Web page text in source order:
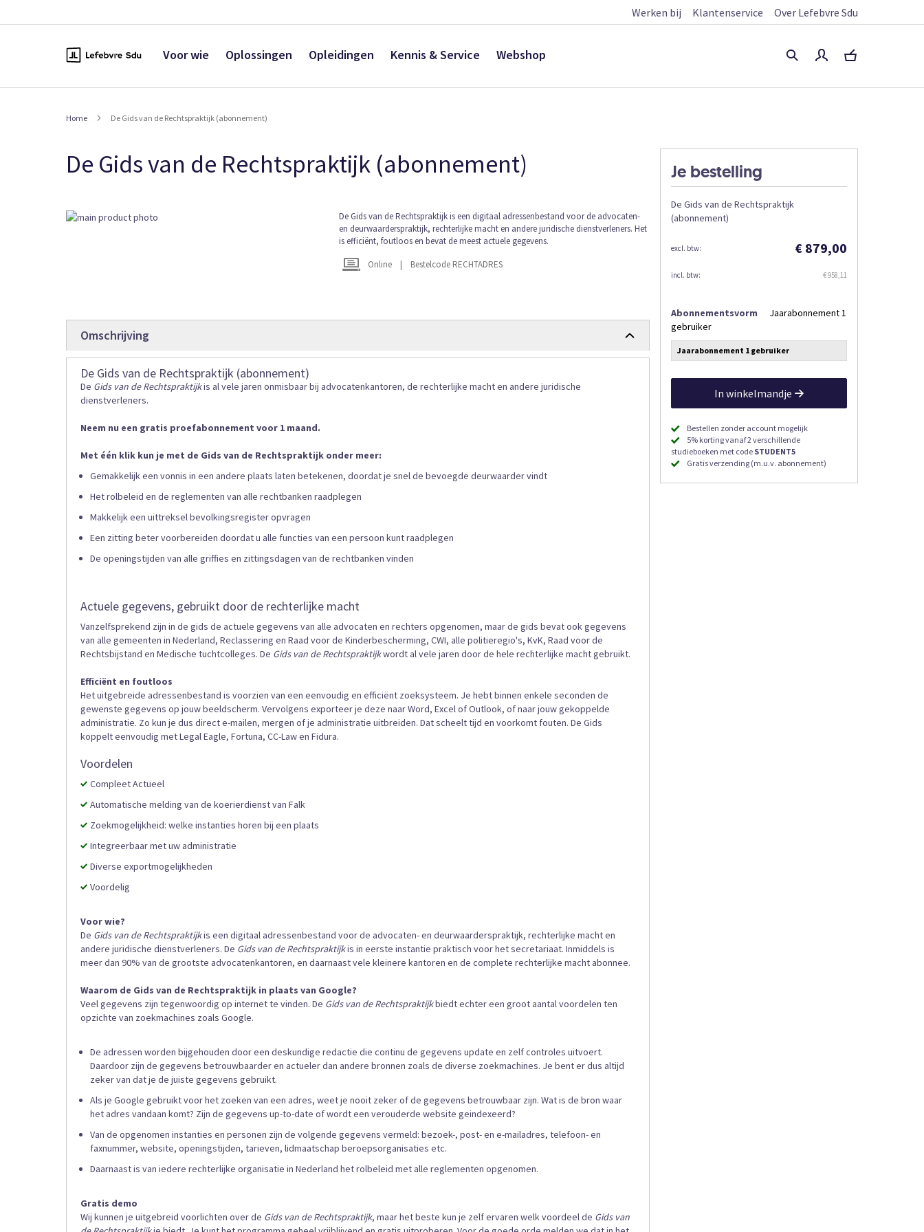
Werken bij Klantenservice Over Lefebvre Sdu
Voor wie Oplossingen Opleidingen Kennis & Service Webshop
Home De Gids van de Rechtspraktijk (abonnement)
De Gids van de Rechtspraktijk (abonnement) Je bestelling
De Gids van de Rechtspraktijk
(abonnement)
€ 879,00
€ 958,11
Abonnementsvorm
Jaarabonnement 1
gebruiker
Jaarabonnement 1 gebruiker
In winkelmandje
Bestellen zonder account mogelijk
5% korting vanaf 2 verschillende
studieboeken met code STUDENT5
Gratis verzending (m.u.v. abonnement)
Ga
Online | Bestelcode RECHTADRES
Ga
naar
het
begin
van
De Gids van de Rechtspraktijk is een digitaal adressenbestand voor de advocaten-
en deurwaarderspraktijk, rechterlijke macht en andere juridische dienstverleners. Het
is efficiënt, foutloos en bevat de meest actuele gegevens.
Omschrijving
De Gids van de Rechtspraktijk (abonnement)
De Gids van de Rechtspraktijkis al vele jaren onmisbaar bij advocatenkantoren, de rechterlijke macht en andere juridische
dienstverleners.
Neem nu een gratis proefabonnement voor 1 maand.
Met één klik kun je met de Gids van de Rechtspraktijk onder meer:
Gemakkelijk een vonnis in een andere plaats laten betekenen, doordat je snel de bevoegde deurwaarder vindt
Het rolbeleid en de reglementen van alle rechtbanken raadplegen
Makkelijk een uittreksel bevolkingsregister opvragen
Een zitting beter voorbereiden doordat u alle functies van een persoon kunt raadplegen
De openingstijden van alle griffies en zittingsdagen van de rechtbanken vinden
Actuele gegevens, gebruikt door de rechterlijke macht
Vanzelfsprekend zijn in de gids de actuele gegevens van alle advocaten en rechters opgenomen, maar de gids bevat ook gegevens
van alle gemeenten in Nederland, Reclassering en Raad voor de Kinderbescherming, CWI, alle politieregio's, KvK, Raad voor de
Rechtsbijstand en Medische tuchtcolleges. De Gids van de Rechtspraktijkwordt al vele jaren door de hele rechterlijke macht gebruikt.
Efficiënt en foutloos
Het uitgebreide adressenbestand is voorzien van een eenvoudig en efficiënt zoeksysteem. Je hebt binnen enkele seconden de
gewenste gegevens op jouw beeldscherm. Vervolgens exporteer je deze naar Word, Excel of Outlook, of naar jouw gekoppelde
administratie. Zo kun je dus direct e-mailen, mergen of je administratie uitbreiden. Dat scheelt tijd en voorkomt fouten. De Gids
koppelt eenvoudig met Legal Eagle, Fortuna, CC-Law en Fidura.
Voordelen
Compleet Actueel
Automatische melding van de koerierdienst van Falk
Zoekmogelijkheid: welke instanties horen bij een plaats
Integreerbaar met uw administratie
Diverse exportmogelijkheden
Voordelig
Voor wie?
De Gids van de Rechtspraktijkis een digitaal adressenbestand voor de advocaten- en deurwaarderspraktijk, rechterlijke macht en
andere juridische dienstverleners. De Gids van de Rechtspraktijkis in eerste instantie praktisch voor het secretariaat. Inmiddels is
meer dan 90% van de grootste advocatenkantoren, en daarnaast vele kleinere kantoren en de complete rechterlijke macht abonnee.
Waarom de Gids van de Rechtspraktijk in plaats van Google?
Veel gegevens zijn tegenwoordig op internet te vinden. De Gids van de Rechtspraktijkbiedt echter een groot aantal voordelen ten
opzichte van zoekmachines zoals Google.
De adressen worden bijgehouden door een deskundige redactie die continu de gegevens update en zelf controles uitvoert.
Daardoor zijn de gegevens betrouwbaarder en actueler dan andere bronnen zoals de diverse zoekmachines. Je bent er dus altijd
zeker van dat je de juiste gegevens gebruikt.
Als je Google gebruikt voor het zoeken van een adres, weet je nooit zeker of de gegevens betrouwbaar zijn. Wat is de bron waar
het adres vandaan komt? Zijn de gegevens up-to-date of wordt een verouderde website geindexeerd?
Van de opgenomen instanties en personen zijn de volgende gegevens vermeld: bezoek-, post- en e-mailadres, telefoon- en
faxnummer, website, openingstijden, tarieven, lidmaatschap beroepsorganisaties etc.
Daarnaast is van iedere rechterlijke organisatie in Nederland het rolbeleid met alle reglementen opgenomen.
Gratis demo
Wij kunnen je uitgebreid voorlichten over de Gids van de Rechtspraktijk, maar het beste kun je zelf ervaren welk voordeel de Gids van